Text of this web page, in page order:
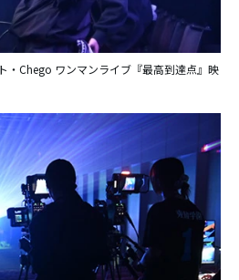
・Chego ワンマンライブ『最高到達点』映